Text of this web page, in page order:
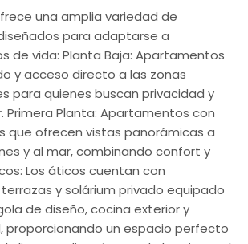
una amplia variedad de
para adaptarse a
de vida: Planta Baja: Apartamentos
y acceso directo a las zonas
para quienes buscan privacidad y
Primera Planta: Apartamentos con
que ofrecen vistas panorámicas a
y al mar, combinando confort y
Los áticos cuentan con
y solárium privado equipado
de diseño, cocina exterior y
proporcionando un espacio perfecto